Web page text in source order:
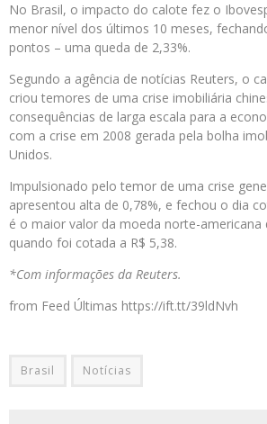
No Brasil, o impacto do calote fez o
menor nível dos últimos 10 meses,
pontos – uma queda de 2,33%.
Segundo a agência de notícias Reuters, o
criou temores de uma crise imobiliária
consequências de larga escala para a
com a crise em 2008 gerada pela bolha
Unidos.
Impulsionado pelo temor de uma crise
apresentou alta de 0,78%, e fechou o dia
é o maior valor da moeda norte-americana
quando foi cotada a R$ 5,38.
*Com informações da Reuters.
from Feed Últimas https://ift.tt/39ldNvh
Brasil Notícias